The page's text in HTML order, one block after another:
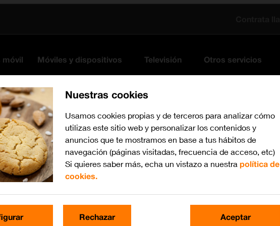
móvil Móviles y dispositivos Televisión Otros servicios
Nuestras cookies
Usamos cookies propias y de terceros para analizar cómo
utilizas este sitio web y personalizar los contenidos y
anuncios que te mostramos en base a tus hábitos de
navegación (páginas visitadas, frecuencia de acceso, etc)
Si quieres saber más, echa un vistazo a nuestra política de
cookies.
Rechazar Aceptar